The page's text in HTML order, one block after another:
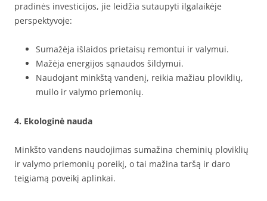
pradinės investicijos, jie leidžia sutaupyti ilgalaikėje
perspektyvoje:
Sumažėja išlaidos prietaisų remontui ir valymui.
Mažėja energijos sąnaudos šildymui.
Naudojant minkštą vandenį, reikia mažiau ploviklių,
muilo ir valymo priemonių.
4. Ekologinė nauda
Minkšto vandens naudojimas sumažina cheminių ploviklių
ir valymo priemonių poreikį, o tai mažina taršą ir daro
teigiamą poveikį aplinkai.